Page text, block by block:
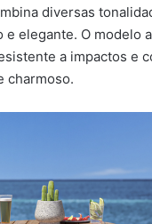
diversas
e elegante. O modelo
a impactos e
charmoso.